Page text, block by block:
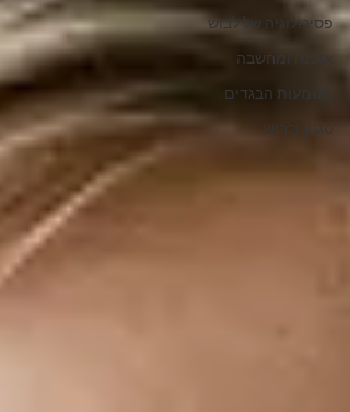
פסיכולוגיה של לבוש
אופנה ומחשבה
משמעות הבגדים
סגנון ולבוש